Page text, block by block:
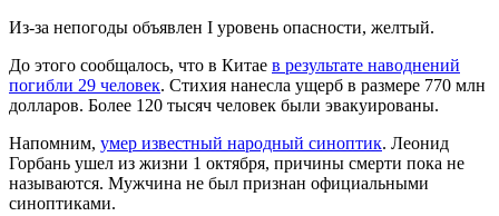
Из-за непогоды объявлен I уровень опасности, желтый.
До этого сообщалось, что в Китае в результате наводнений
погибли 29 человек. Стихия нанесла ущерб в размере 770 млн
долларов. Более 120 тысяч человек были эвакуированы.
Напомним, умер известный народный синоптик. Леонид
Горбань ушел из жизни 1 октября, причины смерти пока не
называются. Мужчина не был признан официальными
синоптиками.